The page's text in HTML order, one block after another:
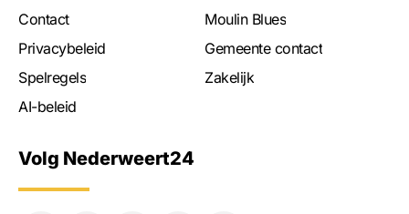
Contact
Privacybeleid
Spelregels
AI-beleid
Moulin Blues
Gemeente contact
Zakelijk
Volg Nederweert24